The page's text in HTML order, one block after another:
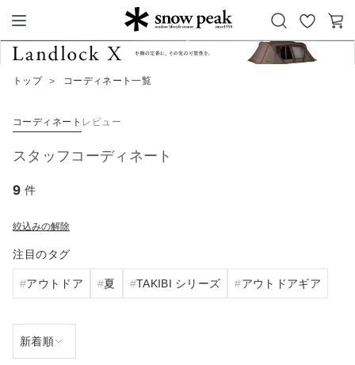
Snow Peak
お
気
カ
トップ ＞ コーディネート一覧
コーディネート レビュー
スタッフコーディネート
9 件
絞込みの解除
注目のタグ
アウトドア 夏 TAKIBI シリーズ アウトドアギア